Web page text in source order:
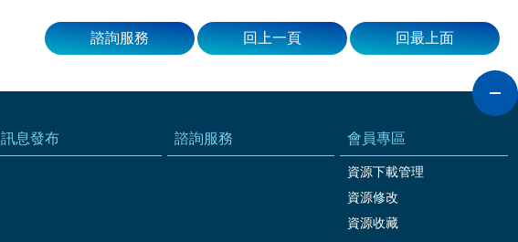
諮詢服務 回上一頁 回最上面
訊息發布 諮詢服務 會員專區
資源下載管理
資源修改
資源收藏